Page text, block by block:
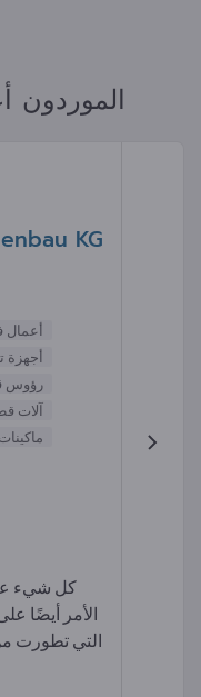
الموردون
KG
أعمال
أجهزة
رؤوس
آلات
كل شيء
التي تطورت